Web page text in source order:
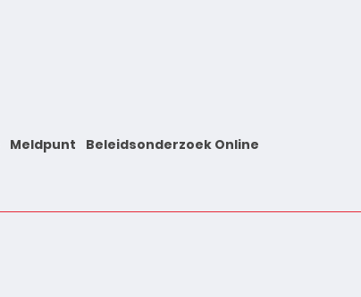
Meldpunt Beleidsonderzoek Online